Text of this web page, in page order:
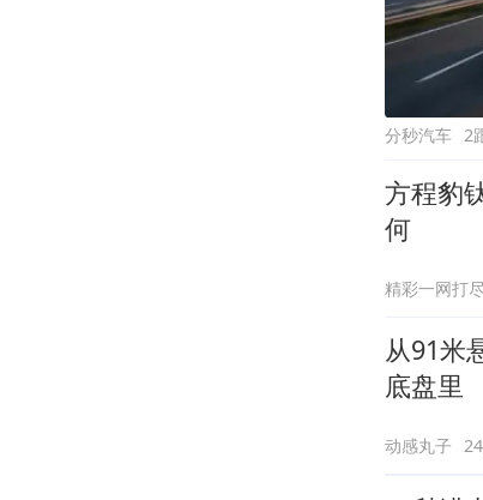
分秒汽车 2
方程豹
何
精彩一网打尽
从91米
底盘里
动感丸子